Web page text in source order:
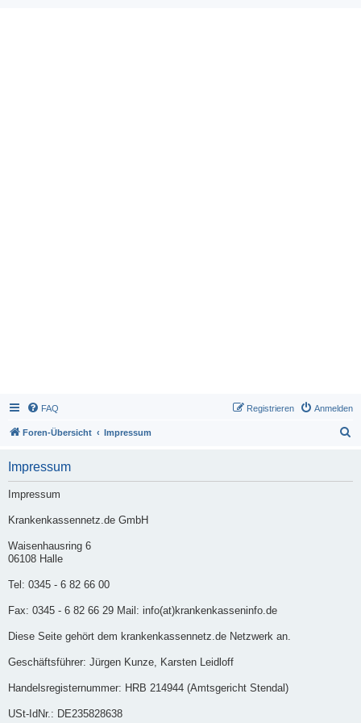
FAQ Anmelden
Registrieren
Foren-Übersicht Impressum
Impressum
Impressum
Krankenkassennetz.de GmbH
Waisenhausring 6
06108 Halle
Tel: 0345 - 6 82 66 00
Fax: 0345 - 6 82 66 29 Mail: info(at)krankenkasseninfo.de
Diese Seite gehört dem krankenkassennetz.de Netzwerk an.
Geschäftsführer: Jürgen Kunze, Karsten Leidloff
Handelsregisternummer: HRB 214944 (Amtsgericht Stendal)
USt-IdNr.: DE235828638